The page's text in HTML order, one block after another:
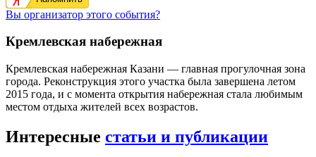
Вы организатор этого события?
Кремлевская набережная
Кремлевская набережная Казани — главная прогулочная зона
города. Реконструкция этого участка была завершена летом
2015 года, и с момента открытия набережная стала любимым
местом отдыха жителей всех возрастов.
Интересные статьи и публикации